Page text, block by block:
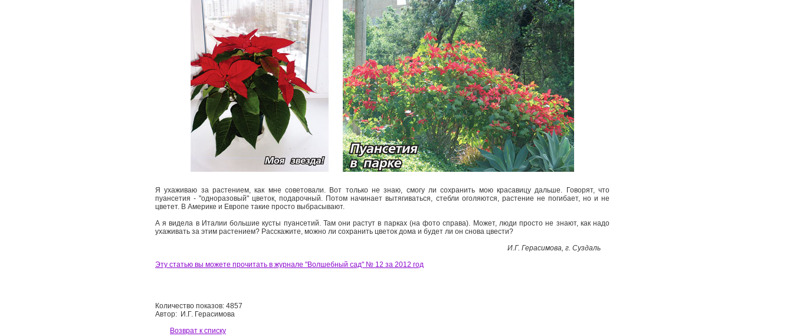
Я ухаживаю за растением, как мне советовали. Вот только не знаю, смогу ли сохранить мою красавицу дальше. Говорят, что
пуансетия - "одноразовый" цветок, подарочный. Потом начинает вытягиваться, стебли оголяются, растение не погибает, но и не
цветет. В Америке и Европе такие просто выбрасывают.
А я видела в Италии большие кусты пуансетий. Там они растут в парках (на фото справа). Может, люди просто не знают, как надо
ухаживать за этим растением? Расскажите, можно ли сохранить цветок дома и будет ли он снова цвести?
И.Г. Герасимова, г. Суздаль
Эту статью вы можете прочитать в журнале "Волшебный сад" № 12 за 2012 год
Количество показов: 4857
Автор: И.Г. Герасимова
Возврат к списку